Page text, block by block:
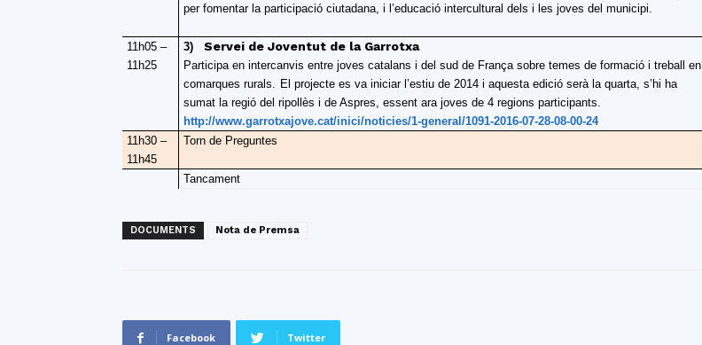
per fomentar la participació ciutadana, i l’educació intercultural dels i les joves del municipi.
11h05 –
11h25
3) Servei de Joventut de la Garrotxa
Participa en intercanvis entre joves catalans i del sud de França sobre temes de formació i treball en
comarques rurals.
El projecte es va iniciar l’estiu de 2014 i aquesta edició serà la quarta, s’hi ha
sumat la regió del ripollès i de Aspres, essent ara joves de 4 regions participants.
http://www.garrotxajove.cat/inici/noticies/1-general/1091-2016-07-28-08-00-24
11h30 –
11h45
Torn de Preguntes
Tancament
DOCUMENTS Nota de Premsa
Facebook Twitter